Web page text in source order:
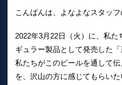
こんばんは、よなよなスタッフ
2022年3月22日（火）に、私
ギュラー製品として発売した「
私たちがこのビールを通して
を、沢山の方に感じてもらい